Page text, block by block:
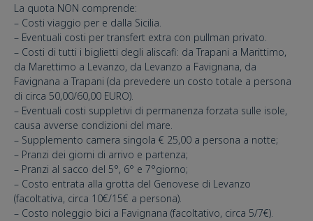
La quota NON comprende:
– Costi viaggio per e dalla Sicilia.
– Eventuali costi per transfert extra con pullman privato.
– Costi di tutti i biglietti degli aliscafi: da Trapani a Marittimo,
da Marettimo a Levanzo, da Levanzo a Favignana, da
Favignana a Trapani (da prevedere un costo totale a persona
di circa 50,00/60,00 EURO).
– Eventuali costi suppletivi di permanenza forzata sulle isole,
causa avverse condizioni del mare.
– Supplemento camera singola € 25,00 a persona a notte;
– Pranzi dei giorni di arrivo e partenza;
– Pranzi al sacco del 5°, 6° e 7°giorno;
– Costo entrata alla grotta del Genovese di Levanzo
(facoltativa, circa 10€/15€ a persona).
– Costo noleggio bici a Favignana (facoltativo, circa 5/7€).